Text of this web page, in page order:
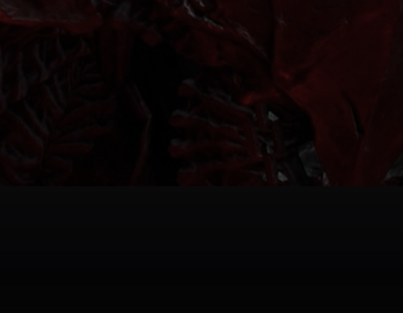
come drop all'uccisione.NB: Alcuni oggetti possono essere
super unici( uber unique ) sono disponibili
nella storia). La possibilità che un Boss rilasci al momento
uno per ogni classe e